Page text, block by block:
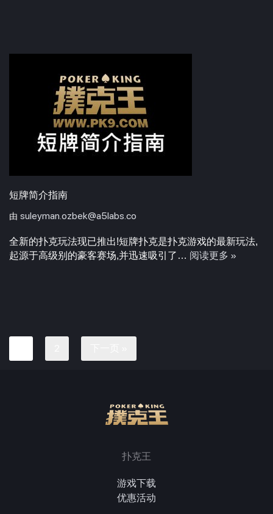
短牌简介指南
由 suleyman.ozbek@a5labs.co
全新的扑克玩法现已推出!短牌扑克是扑克游戏的最新玩法,
起源于高级别的豪客赛场,并迅速吸引了… 阅读更多 »
扑克王
游戏下载
优惠活动